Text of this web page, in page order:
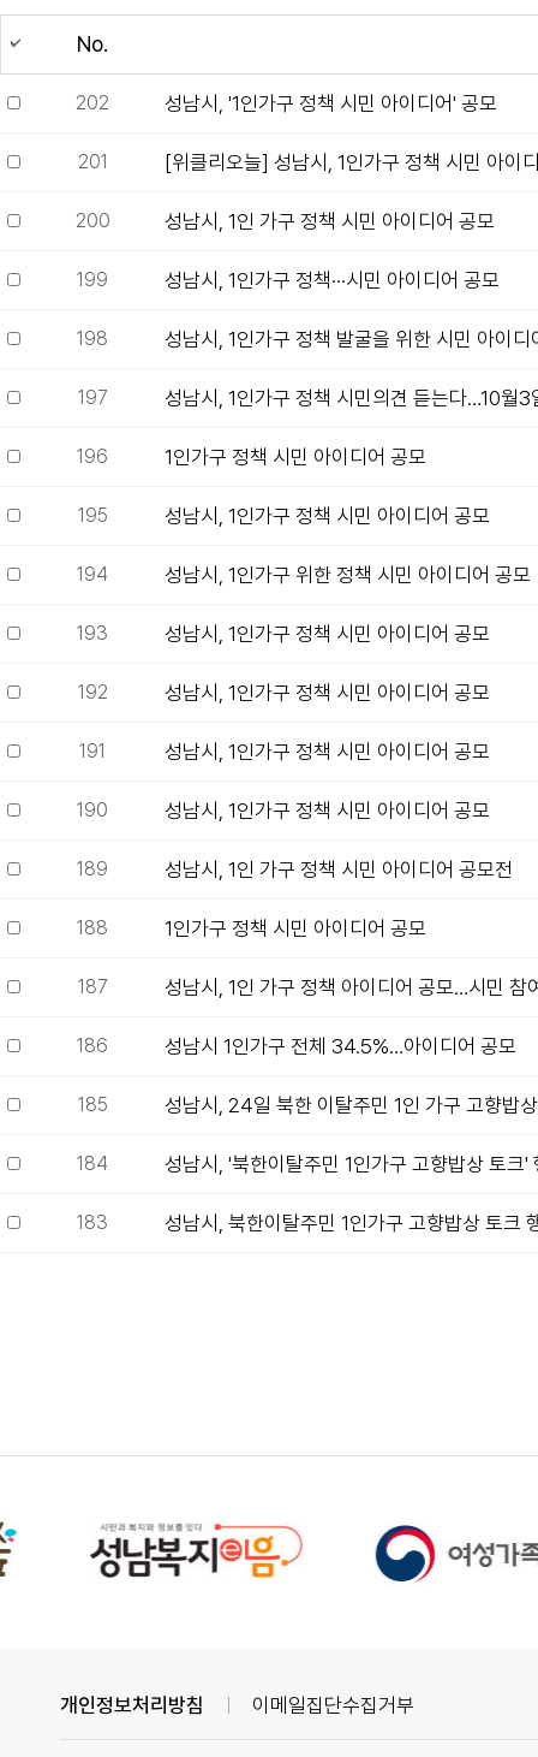
No.
202 성남시, '1인가구 정책 시민 아이디어' 공모
201 [위클리오늘] 성남시, 1인가구 정책 시민 아이
200 성남시, 1인 가구 정책 시민 아이디어 공모
199 성남시, 1인가구 정책···시민 아이디어 공모
198 성남시, 1인가구 정책 발굴을 위한 시민 아이디
197 성남시, 1인가구 정책 시민의견 듣는다…10월3
196 1인가구 정책 시민 아이디어 공모
195 성남시, 1인가구 정책 시민 아이디어 공모
194 성남시, 1인가구 위한 정책 시민 아이디어 공모
193 성남시, 1인가구 정책 시민 아이디어 공모
192 성남시, 1인가구 정책 시민 아이디어 공모
191 성남시, 1인가구 정책 시민 아이디어 공모
190 성남시, 1인가구 정책 시민 아이디어 공모
189 성남시, 1인 가구 정책 시민 아이디어 공모전
188 1인가구 정책 시민 아이디어 공모
187 성남시, 1인 가구 정책 아이디어 공모…시민 참
186 성남시 1인가구 전체 34.5%…아이디어 공모
185 성남시, 24일 북한 이탈주민 1인 가구 고향밥
184 성남시, '북한이탈주민 1인가구 고향밥상 토크'
183 성남시, 북한이탈주민 1인가구 고향밥상 토크
개인정보처리방침 이메일집단수집거부